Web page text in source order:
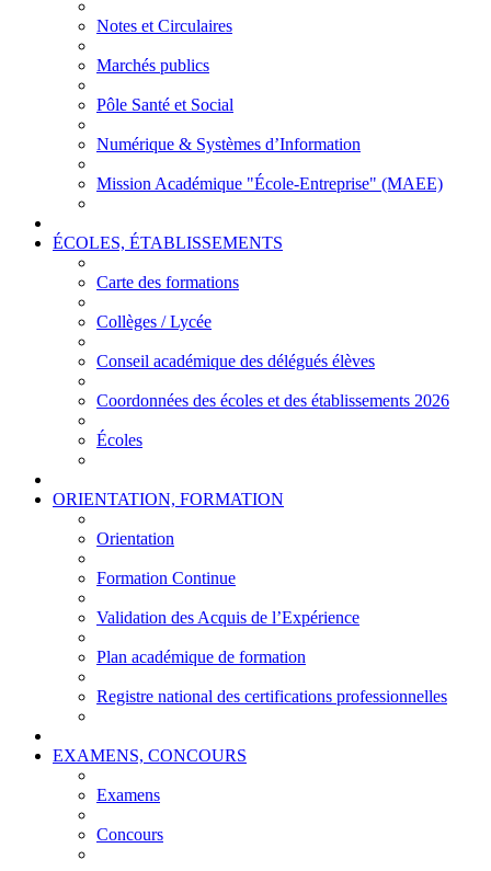
Notes et Circulaires
Marchés publics
Pôle Santé et Social
Numérique & Systèmes d’Information
Mission Académique "École-Entreprise" (MAEE)
ÉCOLES, ÉTABLISSEMENTS
Carte des formations
Collèges / Lycée
Conseil académique des délégués élèves
Coordonnées des écoles et des établissements 2026
Écoles
ORIENTATION, FORMATION
Orientation
Formation Continue
Validation des Acquis de l’Expérience
Plan académique de formation
Registre national des certifications professionnelles
EXAMENS, CONCOURS
Examens
Concours